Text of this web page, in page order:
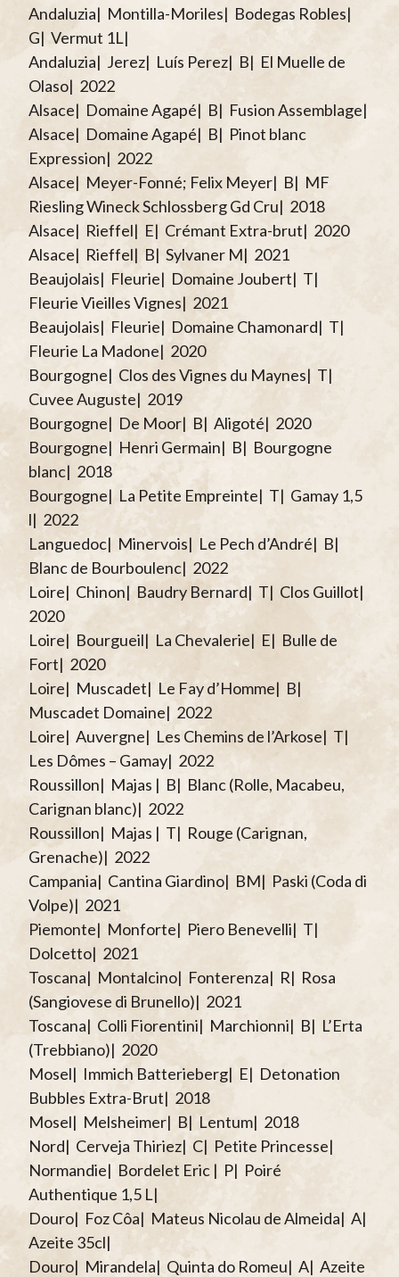
Andaluzia| Montilla-Moriles| Bodegas Robles|
G| Vermut 1L|
Andaluzia| Jerez| Luís Perez| B| El Muelle de
Olaso| 2022
Alsace| Domaine Agapé| B| Fusion Assemblage|
Alsace| Domaine Agapé| B| Pinot blanc
Expression| 2022
Alsace| Meyer-Fonné; Felix Meyer| B| MF
Riesling Wineck Schlossberg Gd Cru| 2018
Alsace| Rieffel| E| Crémant Extra-brut| 2020
Alsace| Rieffel| B| Sylvaner M| 2021
Beaujolais| Fleurie| Domaine Joubert| T|
Fleurie Vieilles Vignes| 2021
Beaujolais| Fleurie| Domaine Chamonard| T|
Fleurie La Madone| 2020
Bourgogne| Clos des Vignes du Maynes| T|
Cuvee Auguste| 2019
Bourgogne| De Moor| B| Aligoté| 2020
Bourgogne| Henri Germain| B| Bourgogne
blanc| 2018
Bourgogne| La Petite Empreinte| T| Gamay 1,5
l| 2022
Languedoc| Minervois| Le Pech d’André| B|
Blanc de Bourboulenc| 2022
Loire| Chinon| Baudry Bernard| T| Clos Guillot|
2020
Loire| Bourgueil| La Chevalerie| E| Bulle de
Fort| 2020
Loire| Muscadet| Le Fay d’Homme| B|
Muscadet Domaine| 2022
Loire| Auvergne| Les Chemins de l’Arkose| T|
Les Dômes – Gamay| 2022
Roussillon| Majas | B| Blanc (Rolle, Macabeu,
Carignan blanc)| 2022
Roussillon| Majas | T| Rouge (Carignan,
Grenache)| 2022
Campania| Cantina Giardino| BM| Paski (Coda di
Volpe)| 2021
Piemonte| Monforte| Piero Benevelli| T|
Dolcetto| 2021
Toscana| Montalcino| Fonterenza| R| Rosa
(Sangiovese di Brunello)| 2021
Toscana| Colli Fiorentini| Marchionni| B| L’Erta
(Trebbiano)| 2020
Mosel| Immich Batterieberg| E| Detonation
Bubbles Extra-Brut| 2018
Mosel| Melsheimer| B| Lentum| 2018
Nord| Cerveja Thiriez| C| Petite Princesse|
Normandie| Bordelet Eric | P| Poiré
Authentique 1,5 L|
Douro| Foz Côa| Mateus Nicolau de Almeida| A|
Azeite 35cl|
Douro| Mirandela| Quinta do Romeu| A| Azeite